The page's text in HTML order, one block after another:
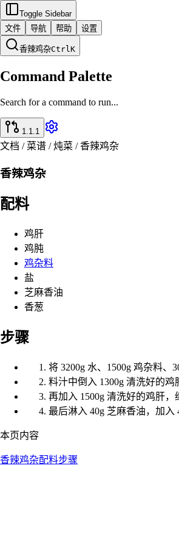
Toggle Sidebar
文件
导航 帮助 设置
香辣鸡杂CtrlK
Command Palette
Search for a command to run...
1.1.1
文档 / 菜谱 / 炖菜 / 香辣鸡杂
香辣鸡杂
配料
鸡肝
鸡肫
鸡杂料
盐
芝麻香油
香葱
步骤
将 3200g 水、1500g 鸡杂料、
料汁中倒入 1300g 清洗好的鸡
再加入 1500g 清洗好的鸡肝，
最后淋入 40g 芝麻香油，加入
本页内容
香辣鸡杂配料步骤